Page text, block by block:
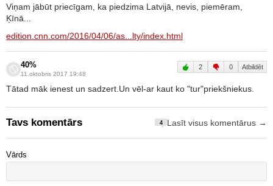
Viņam jābūt priecīgam, ka piedzima Latvijā, nevis, piemēram,
Ķīnā...
edition.cnn.com/2016/04/06/as...lty/index.html
40%
11.oktobris 2017 19:48
2 0 Atbildēt
Tātad māk ienest un sadzert.Un vēl-ar kaut ko "tur"priekšniekus.
Tavs komentārs 4 Lasīt visus komentārus →
Vārds